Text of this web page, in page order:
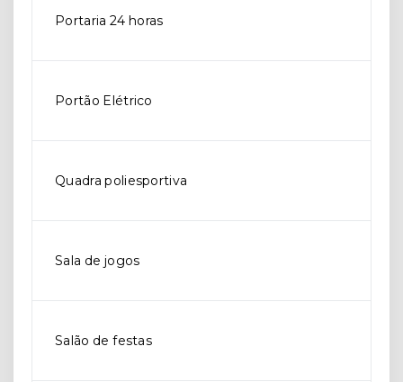
Portaria 24 horas
Portão Elétrico
Quadra poliesportiva
Sala de jogos
Salão de festas